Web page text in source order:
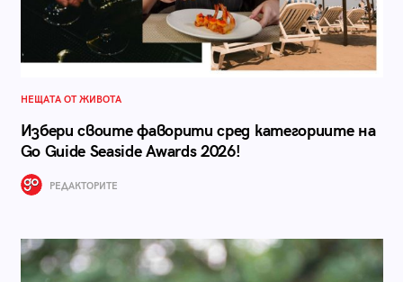
НЕЩАТА ОТ ЖИВОТА
Избери своите фаворити сред категориите на
Go Guide Seaside Awards 2026!
РЕДАКТОРИТЕ